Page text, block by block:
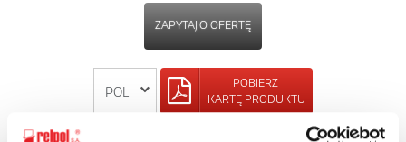
ZAPYTAJ O OFERTĘ
POBIERZ
KARTĘ PRODUKTU